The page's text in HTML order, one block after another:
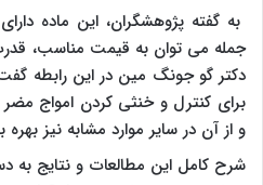
به گفته پژوهشگران، این ماده
جمله می توان به قیمت مناسب، قدرت
دکتر گو جونگ مین در این رابطه
برای کنترل و خنثی کردن امواج
و از آن در سایر موارد مشابه نیز بهره
شرح کامل این مطالعات و نتایج به